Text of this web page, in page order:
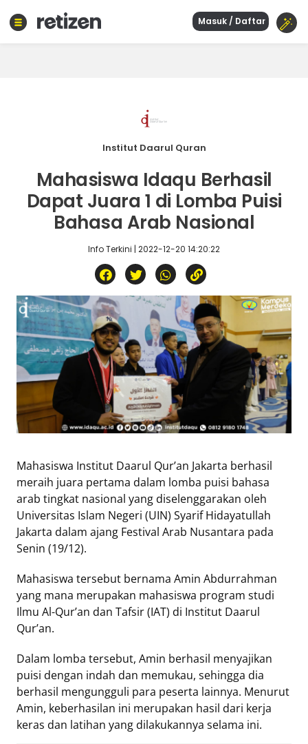
Masuk / Daftar
Institut Daarul Quran
Mahasiswa Idaqu Berhasil
Dapat Juara 1 di Lomba Puisi
Bahasa Arab Nasional
Info Terkini | 2022-12-20 14:20:22
Mahasiswa Institut Daarul Qur’an Jakarta berhasil
meraih juara pertama dalam lomba puisi bahasa
arab tingkat nasional yang diselenggarakan oleh
Universitas Islam Negeri (UIN) Syarif Hidayatullah
Jakarta dalam ajang Festival Arab Nusantara pada
Senin (19/12).
Mahasiswa tersebut bernama Amin Abdurrahman
yang mana merupakan mahasiswa program studi
Ilmu Al-Qur’an dan Tafsir (IAT) di Institut Daarul
Qur’an.
Dalam lomba tersebut, Amin berhasil menyajikan
puisi dengan indah dan memukau, sehingga dia
berhasil mengungguli para peserta lainnya. Menurut
Amin, keberhasilan ini merupakan hasil dari kerja
keras dan latihan yang dilakukannya selama ini.
Sejarah
Wisata
Eduaksi
Info
Terkini
Network
Republika
ID
ihram.republika.co.id
rejabar.republika.co.id
repjogja.republika.co.id
Republika
IQRA
Retizen
Do's
and
Dont's